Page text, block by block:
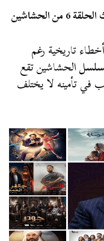
أبرز المعلومات الحقيقية المستوحاة لأحداث الحلقة 6 من الحشاشين
تاريخية رغم
الحشاشين تقع
في تأمينه لا يختلف